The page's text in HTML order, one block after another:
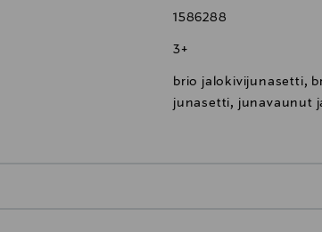
1586288
3+
brio jalokivijunasetti,
junasetti, junavaunut